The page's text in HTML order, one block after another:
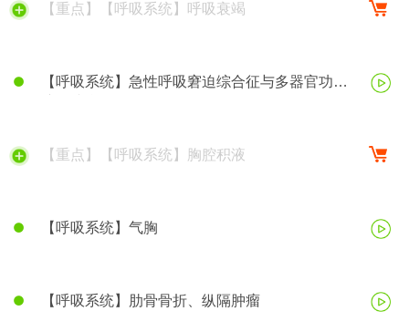
【重点】【呼吸系统】呼吸衰竭
【呼吸系统】急性呼吸窘迫综合征与多器官功能
【重点】【呼吸系统】胸腔积液
【呼吸系统】气胸
【呼吸系统】肋骨骨折、纵隔肿瘤